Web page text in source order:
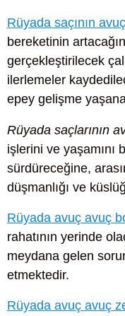
Rüyada saçının
bereketinin
gerçekleştirilecek
ilerlemeler
epey gelişme
Rüyada saçlarının
işlerini ve yaşamını
sürdüreceğine,
düşmanlığı ve
Rüyada avuç avuç
rahatının yerinde
meydana gelen
etmektedir.
Rüyada avuç avuç